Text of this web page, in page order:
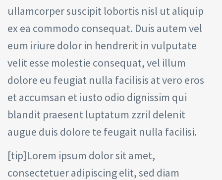
ullamcorper suscipit lobortis nisl ut aliquip
ex ea commodo consequat. Duis autem vel
eum iriure dolor in hendrerit in vulputate
velit esse molestie consequat, vel illum
dolore eu feugiat nulla facilisis at vero eros
et accumsan et iusto odio dignissim qui
blandit praesent luptatum zzril delenit
augue duis dolore te feugait nulla facilisi.
[tip]Lorem ipsum dolor sit amet,
consectetuer adipiscing elit, sed diam